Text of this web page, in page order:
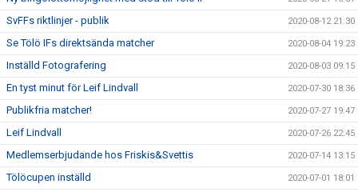
SvFFs riktlinjer - publik 2020-08-12 21:30
Se Tölö IFs direktsända matcher 2020-08-04 19:23
Inställd Fotografering 2020-08-03 09:15
En tyst minut för Leif Lindvall 2020-07-30 18:36
Publikfria matcher! 2020-07-27 19:47
Leif Lindvall 2020-07-26 22:45
Medlemserbjudande hos Friskis&Svettis 2020-07-14 13:15
Tölöcupen inställd 2020-07-01 18:01